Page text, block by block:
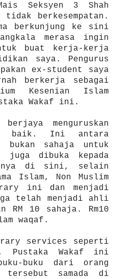
Seksyen 3 Shah
berkesempatan.
berkunjung ke sini
merasa ingin
buat kerja-kerja
saya. Pengurus
ex-student saya
berkerja sebagai
Kesenian Islam
Wakaf ini.
menguruskan
baik. Ini antara
sahaja untuk
dibuka kepada
di sini, selain
Islam, Non Muslim
ini dan menjadi
telah menjadi ahli
RM 10 sahaja. Rm10
waqaf.
services seperti
Wakaf ini
buku-buku dari orang
tersebut samada di